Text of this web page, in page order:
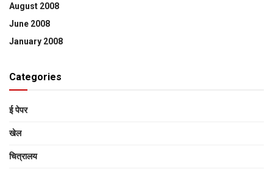
August 2008
June 2008
January 2008
Categories
ई पेपर
खेल
चित्रालय